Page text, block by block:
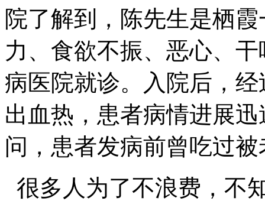
院了解到，陈先生是栖
力、食欲不振、恶心、
病医院就诊。入院后，
出血热，患者病情进展
问，患者发病前曾吃过
很多人为了不浪费，不